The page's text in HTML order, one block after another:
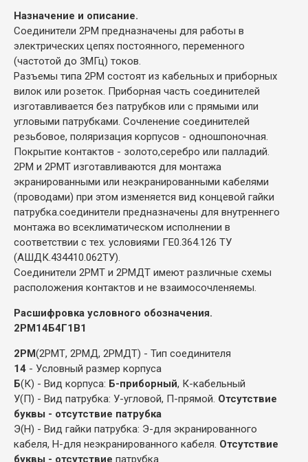
Назначение и описание.
Соединители 2РМ предназначены для работы в
электрических цепях постоянного, переменного
(частотой до 3МГц) токов.
Разъемы типа 2РМ состоят из кабельных и приборных
вилок или розеток. Приборная часть соединителей
изготавливается без патрубков или с прямыми или
угловыми патрубками. Сочленение соединителей
резьбовое, поляризация корпусов - одношпоночная.
Покрытие контактов - золото,серебро или палладий.
2РМ и 2РМТ изготавливаются для монтажа
экранированными или неэкранированными кабелями
(проводами) при этом изменяется вид концевой гайки
патрубка.соединители предназначены для внутреннего
монтажа во всеклиматическом исполнении в
соответствии с тех. условиями ГЕ0.364.126 ТУ
(АШДК.434410.062ТУ).
Соединители 2РМТ и 2РМДТ имеют различные схемы
расположения контактов и не взаимосочленяемы.
Расшифровка условного обозначения.
2РМ14Б4Г1В1
2РМ(2РМТ, 2РМД, 2РМДТ) - Тип соединителя
14 - Условный размер корпуса
Б(К) - Вид корпуса: Б-приборный, К-кабельный
У(П) - Вид патрубка: У-угловой, П-прямой. Отсутствие
буквы - отсутствие патрубка
Э(Н) - Вид гайки патрубка: Э-для экранированного
кабеля, Н-для неэкранированного кабеля. Отсутствие
буквы - отсутствие патрубка